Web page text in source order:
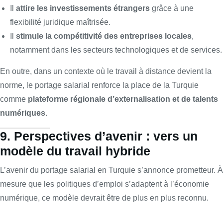
attire les investissements étrangers grâce à une
flexibilité juridique maîtrisée.
stimule la compétitivité des entreprises locales,
notamment dans les secteurs technologiques et de services.
En outre, dans un contexte où le travail à distance devient la
norme, le portage salarial renforce la place de la Turquie
comme plateforme régionale d’externalisation et de talents
numériques.
9. Perspectives d’avenir : vers un
modèle du travail hybride
L’avenir du portage salarial en Turquie s’annonce prometteur. À
mesure que les politiques d’emploi s’adaptent à l’économie
numérique, ce modèle devrait être de plus en plus reconnu.